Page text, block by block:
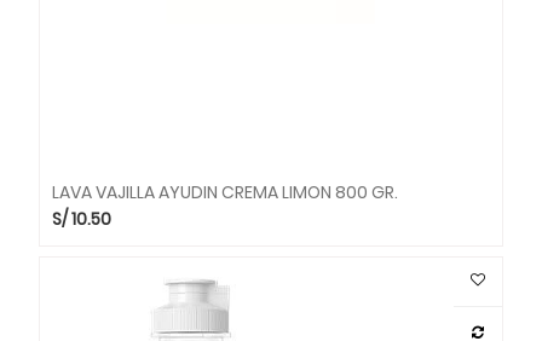
LAVA VAJILLA AYUDIN CREMA LIMON 800 GR.
S/10.50